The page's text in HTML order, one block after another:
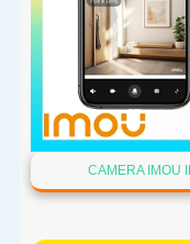
CAMERA IMOU